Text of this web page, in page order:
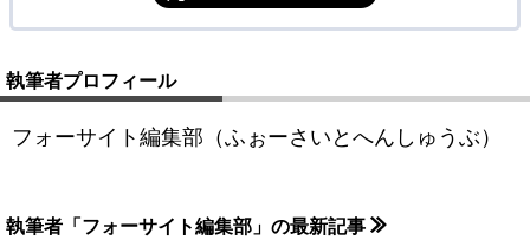
執筆者プロフィール
フォーサイト編集部（ふぉーさいとへんしゅうぶ）
執筆者「フォーサイト編集部」の最新記事